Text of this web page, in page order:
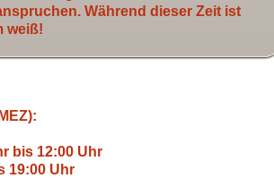
Während dieser Zeit ist
weiß!
bis 12:00 Uhr
19:00 Uhr